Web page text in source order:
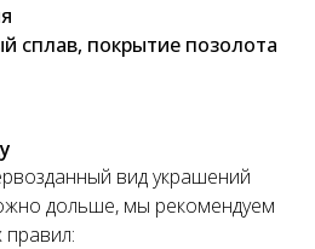
сплав, покрытие позолота
вид украшений
дольше, мы рекомендуем